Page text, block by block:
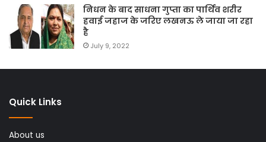
निधन के बाद साधना गुप्ता का पार्थिव शरीर
हवाई जहाज के जरिए लखनऊ ले जाया जा रहा
है
July 9, 2022
Quick Links
About us